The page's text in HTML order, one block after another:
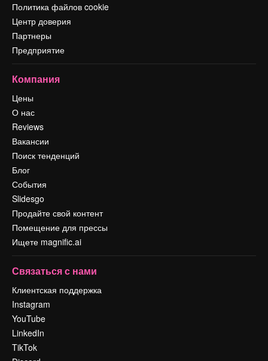
Политика файлов cookie
Центр доверия
Партнеры
Предприятие
Компания
Цены
О нас
Reviews
Вакансии
Поиск тенденций
Блог
События
Slidesgo
Продайте свой контент
Помещение для прессы
Ищете magnific.ai
Связаться с нами
Клиентская поддержка
Instagram
YouTube
LinkedIn
TikTok